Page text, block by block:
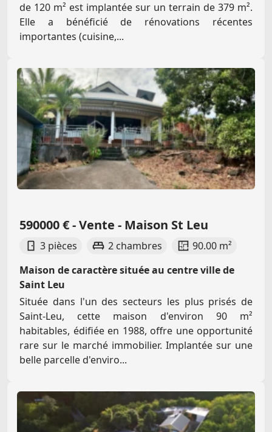
de 120 m² est implantée sur un terrain de 379 m².
Elle a bénéficié de rénovations récentes
importantes (cuisine,...
590000 € - Vente - Maison St Leu
3 pièces 2 chambres
90.00 m²
Maison de caractère située au centre ville de
Saint Leu
Située dans l'un des secteurs les plus prisés de
Saint-Leu, cette maison d'environ 90 m²
habitables, édifiée en 1988, offre une opportunité
rare sur le marché immobilier. Implantée sur une
belle parcelle d'enviro...